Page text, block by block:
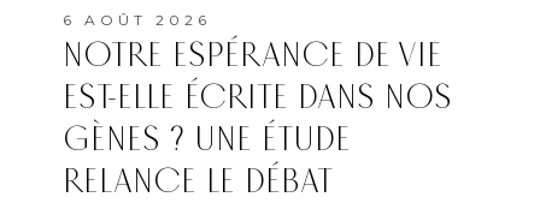
6 AOÛT 2026
NOTRE ESPÉRANCE DE VIE
EST-ELLE ÉCRITE DANS NOS
GÈNES ? UNE ÉTUDE
RELANCE LE DÉBAT